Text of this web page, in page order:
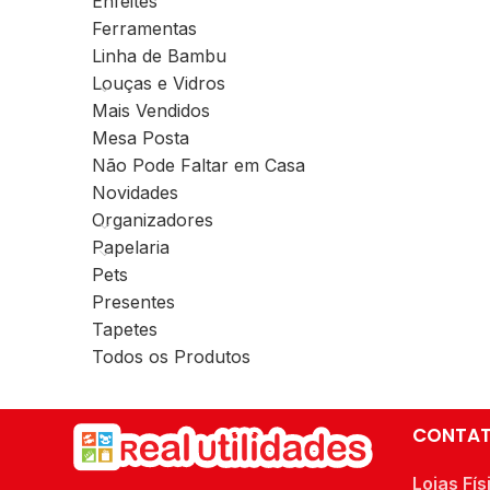
Ferramentas
Linha de Bambu
Louças e Vidros
Mais Vendidos
Mesa Posta
Não Pode Faltar em Casa
Novidades
Organizadores
Papelaria
Pets
Presentes
Tapetes
Todos os Produtos
Lojas